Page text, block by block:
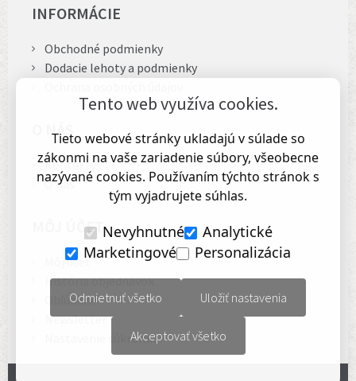
INFORMÁCIE
Obchodné podmienky
Dodacie lehoty a podmienky
O NÁS
Kontakty
O nás
MÔJ ÚČET
Môj účet
História objednávok
Obľúbené
Newsletter
Nastavenie súkromia
Tento web využíva cookies.
Tieto webové stránky ukladajú v súlade so
zákonmi na vaše zariadenie súbory, všeobecne
nazývané cookies. Používaním týchto stránok s
tým vyjadrujete súhlas.
Nevyhnutné
Analytické
Marketingové
Personalizácia
Odmietnuť všetko Uložiť nastavenia
Akceptovať všetko